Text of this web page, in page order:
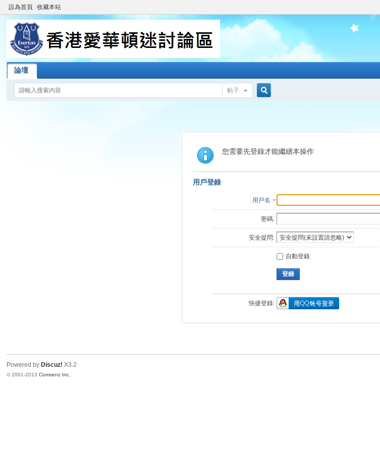
設為首頁 收藏本站
論壇
帖子
索
您需要先登錄才能繼續本操作
用戶登錄
用戶名
密碼:
安全提問:
自動登錄
登錄
快捷登錄:
Powered by Discuz! X3.2
© 2001-2013Comsenz Inc.